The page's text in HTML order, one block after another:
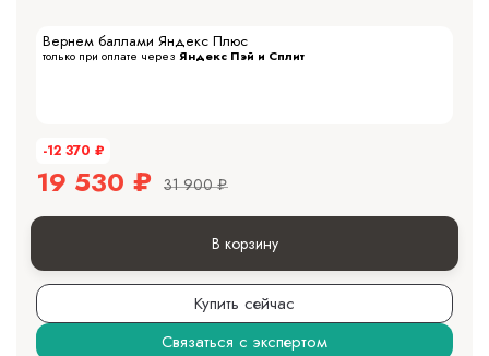
Вернем баллами Яндекс Плюс
только при оплате через Яндекс Пэй и Сплит
-12 370 ₽
19 530 ₽ 31 900 ₽
В корзину
Купить сейчас
Связаться с экспертом